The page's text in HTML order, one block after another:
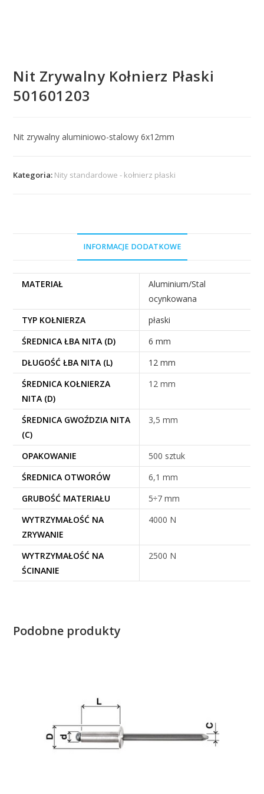
Nit Zrywalny Kołnierz Płaski
501601203
Nit zrywalny aluminiowo-stalowy 6x12mm
Kategoria: Nity standardowe - kołnierz płaski
INFORMACJE DODATKOWE
MATERIAŁ
Aluminium/Stal
ocynkowana
TYP KOŁNIERZA
płaski
ŚREDNICA ŁBA NITA (D)
6 mm
DŁUGOŚĆ ŁBA NITA (L)
12 mm
ŚREDNICA KOŁNIERZA
NITA (D)
12 mm
ŚREDNICA GWOŹDZIA NITA
(C)
3,5 mm
OPAKOWANIE
500 sztuk
ŚREDNICA OTWORÓW
6,1 mm
GRUBOŚĆ MATERIAŁU
5÷7 mm
WYTRZYMAŁOŚĆ NA
ZRYWANIE
4000 N
WYTRZYMAŁOŚĆ NA
ŚCINANIE
2500 N
Podobne produkty